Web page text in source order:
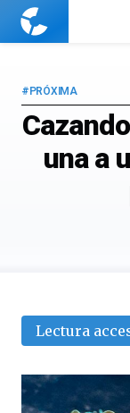
Cuaderno
una a
#PRÓXIMA
Lectura